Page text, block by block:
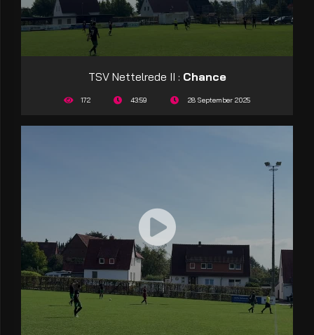
TSV Nettelrede II : Chance
172 43:59 28 September 2025